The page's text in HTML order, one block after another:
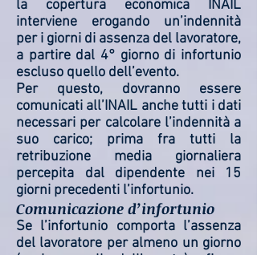
la copertura economica INAIL
interviene erogando un’indennità
per i giorni di assenza del lavoratore,
a partire dal 4° giorno di infortunio
escluso quello dell’evento.
Per questo, dovranno essere
comunicati all’INAIL anche tutti i dati
necessari per calcolare l’indennità a
suo carico; prima fra tutti la
retribuzione media giornaliera
percepita dal dipendente nei 15
giorni precedenti l’infortunio.
Comunicazione d’infortunio
Se l’infortunio comporta l’assenza
del lavoratore per almeno un giorno